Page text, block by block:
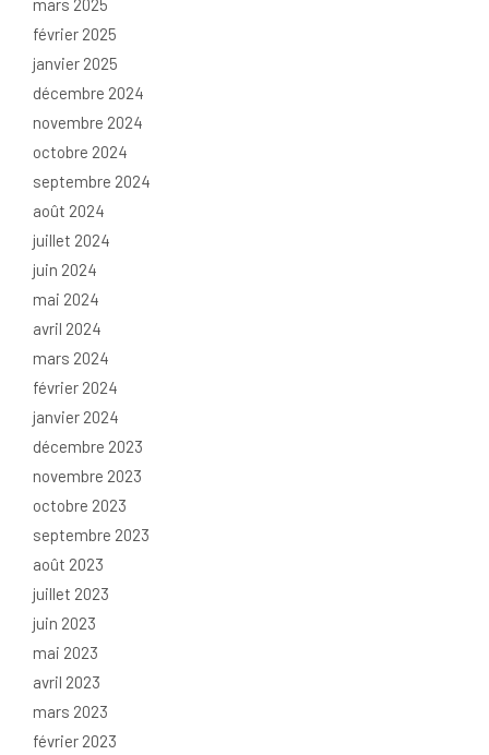
mars 2025
février 2025
janvier 2025
décembre 2024
novembre 2024
octobre 2024
septembre 2024
août 2024
juillet 2024
juin 2024
mai 2024
avril 2024
mars 2024
février 2024
janvier 2024
décembre 2023
novembre 2023
octobre 2023
septembre 2023
août 2023
juillet 2023
juin 2023
mai 2023
avril 2023
mars 2023
février 2023